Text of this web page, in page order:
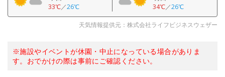
33℃／26℃ 34℃／26℃
天気情報提供元：株式会社ライフビジネスウェザー
※施設やイベントが休園・中止になっている場合がありま
す。おでかけの際は事前にご確認ください。